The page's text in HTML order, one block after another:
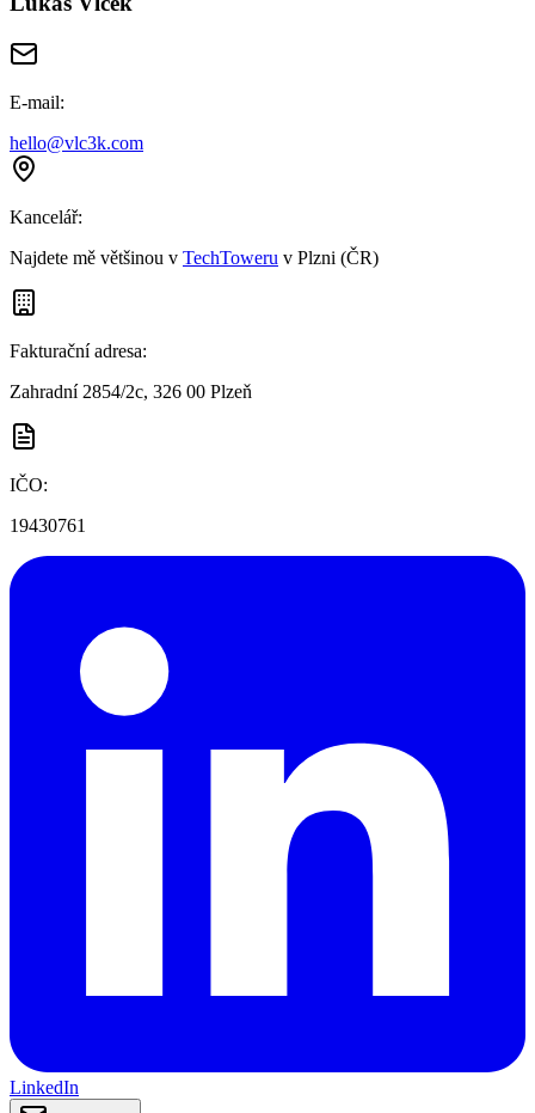
E-mail:
hello@vlc3k.com
Kancelář:
Najdete mě většinou v TechToweru v Plzni (ČR)
Fakturační adresa:
Zahradní 2854/2c, 326 00 Plzeň
IČO:
19430761
LinkedIn